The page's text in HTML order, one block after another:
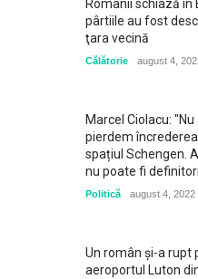
Românii schiază în
pârtiile au fost
ţara vecină
Călătorie august 4,
Marcel Ciolacu:
pierdem
spațiul Schengen.
nu poate fi
Politică august 4, 2022
Un român și-a rupt
aeroportul Luton